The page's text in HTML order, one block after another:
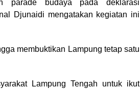
parade budaya pada deklarasi
Djunaidi mengatakan kegiatan ini
membuktikan Lampung tetap satu
Lampung Tengah untuk ikut